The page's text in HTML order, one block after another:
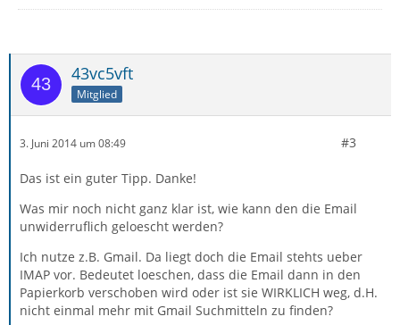
43vc5vft
Mitglied
3. Juni 2014 um 08:49 #3
Das ist ein guter Tipp. Danke!
Was mir noch nicht ganz klar ist, wie kann den die Email
unwiderruflich geloescht werden?
Ich nutze z.B. Gmail. Da liegt doch die Email stehts ueber
IMAP vor. Bedeutet loeschen, dass die Email dann in den
Papierkorb verschoben wird oder ist sie WIRKLICH weg, d.H.
nicht einmal mehr mit Gmail Suchmitteln zu finden?